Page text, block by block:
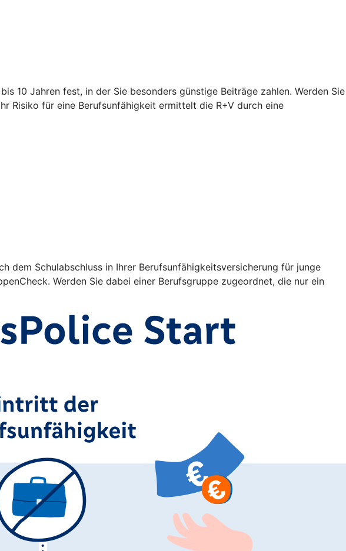
10 Jahren fest, in der Sie besonders günstige Beiträge zahlen. Werden Sie
Risiko für eine Berufsunfähigkeit ermittelt die R+V durch eine
dem Schulabschluss in Ihrer Berufsunfähigkeitsversicherung für junge
Werden Sie dabei einer Berufsgruppe zugeordnet, die nur ein